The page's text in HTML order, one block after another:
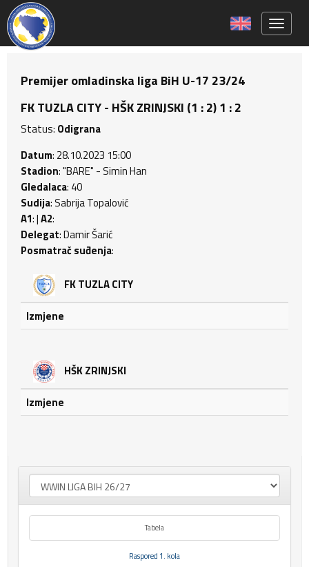
Premijer omladinska liga BiH U-17 23/24
FK TUZLA CITY - HŠK ZRINJSKI (1 : 2) 1 : 2
Status: Odigrana
Datum: 28.10.2023 15:00
Stadion: "BARE" - Simin Han
Gledalaca: 40
Sudija: Sabrija Topalović
A1: |A2:
Delegat: Damir Šarić
Posmatrač suđenja:
FK TUZLA CITY
Izmjene
HŠK ZRINJSKI
Izmjene
Tabela
Raspored 1. kola